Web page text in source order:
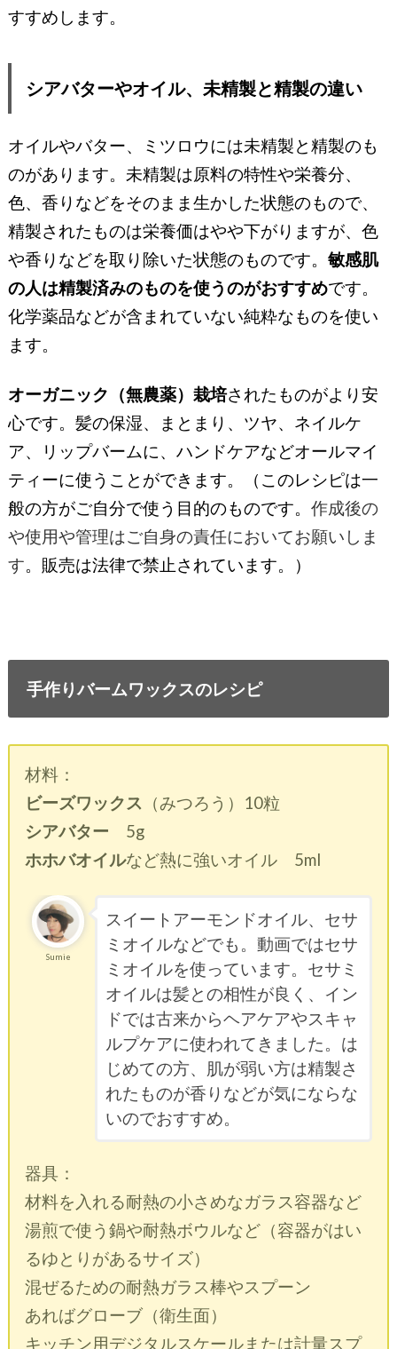
すすめします。
シアバターやオイル、未精製と精製の違い
オイルやバター、ミツロウには未精製と精製のも
のがあります。未精製は原料の特性や栄養分、
色、香りなどをそのまま生かした状態のもので、
精製されたものは栄養価はやや下がりますが、色
や香りなどを取り除いた状態のものです。 敏感肌
の人は精製済みのものを使うのがおすすめです。
化学薬品などが含まれていない純粋なものを使い
ます。
オーガニック（無農薬）栽培されたものがより安
心です。髪の保湿、まとまり、ツヤ、ネイルケ
ア、リップバームに、ハンドケアなどオールマイ
ティーに使うことができます。（このレシピは一
般の方がご自分で使う目的のものです。 作成後の
や使用や管理はご自身の責任においてお願いしま
す。販売は法律で禁止されています。）
手作りバームワックスのレシピ
材料：
ビーズワックス （みつろう）10粒
シアバター 5g
ホホバオイルなど熱に強いオイル 5ml
Sumie
スイートアーモンドオイル、セサ
ミオイルなどでも。動画ではセサ
ミオイルを使っています。セサミ
オイルは髪との相性が良く、イン
ドでは古来からヘアケアやスキャ
ルプケアに使われてきました。は
じめての方、肌が弱い方は精製さ
れたものが香りなどが気にならな
いのでおすすめ。
器具：
材料を入れる耐熱の小さめなガラス容器など
湯煎で使う鍋や耐熱ボウルなど（容器がはい
るゆとりがあるサイズ）
混ぜるための耐熱ガラス棒やスプーン
あればグローブ（衛生面）
キッチン用デジタルスケールまたは計量スプ